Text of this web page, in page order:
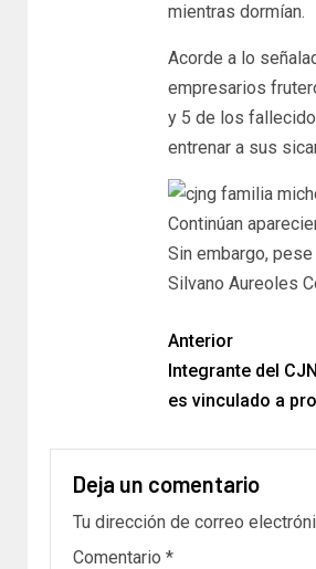
mientras dormían.
Acorde a lo
empresarios
y 5 de los
entrenar a sus
Continúan
Sin embargo,
Silvano Aureoles
Anterior
Integrante del
es vinculado a
Deja un comentario
Tu dirección de correo
Comentario *